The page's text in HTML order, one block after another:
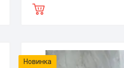
Новинка